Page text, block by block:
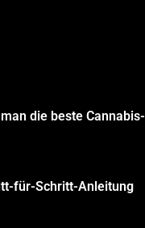
die beste Cannabis-
für-Schritt-Anleitung